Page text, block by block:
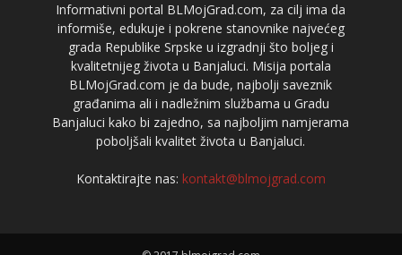
Informativni portal BLMojGrad.com, za cilj ima da
informiše, edukuje i pokrene stanovnike najvećeg
grada Republike Srpske u izgradnji što boljeg i
kvalitetnijeg života u Banjaluci. Misija portala
BLMojGrad.com je da bude, najbolji saveznik
građanima ali i nadležnim službama u Gradu
Banjaluci kako bi zajedno, sa najboljim namjerama
poboljšali kvalitet života u Banjaluci.
Kontaktirajte nas: kontakt@blmojgrad.com